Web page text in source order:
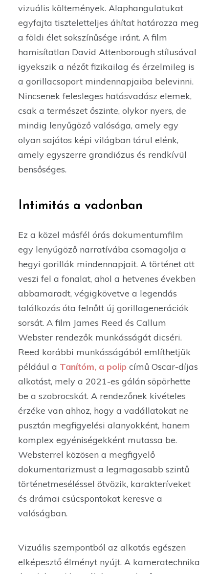
vizuális költemények. Alaphangulatukat
egyfajta tiszteletteljes áhítat határozza meg
a földi élet sokszínűsége iránt. A film
hamisítatlan David Attenborough stílusával
igyekszik a nézőt fizikailag és érzelmileg is
a gorillacsoport mindennapjaiba belevinni.
Nincsenek felesleges hatásvadász elemek,
csak a természet őszinte, olykor nyers, de
mindig lenyűgöző valósága, amely egy
olyan sajátos képi világban tárul elénk,
amely egyszerre grandiózus és rendkívül
bensőséges.
Intimitás a vadonban
Ez a közel másfél órás dokumentumfilm
egy lenyűgöző narratívába csomagolja a
hegyi gorillák mindennapjait. A történet ott
veszi fel a fonalat, ahol a hetvenes években
abbamaradt, végigkövetve a legendás
találkozás óta felnőtt új gorillagenerációk
sorsát. A film James Reed és Callum
Webster rendezők munkásságát dicséri.
Reed korábbi munkásságából említhetjük
például a Tanítóm, a polip című Oscar-díjas
alkotást, mely a 2021-es gálán söpörhette
be a szobrocskát. A rendezőnek kivételes
érzéke van ahhoz, hogy a vadállatokat ne
pusztán megfigyelési alanyokként, hanem
komplex egyéniségekként mutassa be.
Websterrel közösen a megfigyelő
dokumentarizmust a legmagasabb szintű
történetmeséléssel ötvözik, karakteríveket
és drámai csúcspontokat keresve a
valóságban.
Vizuális szempontból az alkotás egészen
elképesztő élményt nyújt. A kameratechnika